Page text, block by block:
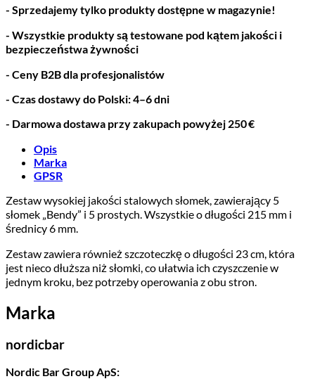
- Sprzedajemy tylko produkty dostępne w magazynie!
- Wszystkie produkty są testowane pod kątem jakości i
bezpieczeństwa żywności
- Ceny B2B dla profesjonalistów
- Czas dostawy do Polski: 4–6 dni
- Darmowa dostawa przy zakupach powyżej 250 €
Opis
Marka
GPSR
Zestaw wysokiej jakości stalowych słomek, zawierający 5
słomek „Bendy” i 5 prostych. Wszystkie o długości 215 mm i
średnicy 6 mm.
Zestaw zawiera również szczoteczkę o długości 23 cm, która
jest nieco dłuższa niż słomki, co ułatwia ich czyszczenie w
jednym kroku, bez potrzeby operowania z obu stron.
Marka
nordicbar
Nordic Bar Group ApS: